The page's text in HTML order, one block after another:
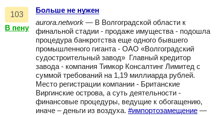
103
В пену
Больше не нужен
aurora.network — В Волгоградской области к
финальной стадии - продаже имущества - подошла
процедура банкротства еще одного бывшего
промышленного гиганта - ОАО «Волгоградский
судостроительный завод» Главный кредитор
завода - компания Тимкор Консалтинг Лимитед с
суммой требований на 1,19 миллиарда рублей.
Место регистрации компании - Британские
Виргинские острова, а суть деятельности -
финансовые процедуры, ведущие к обогащению,
иначе – деньги из воздуха. #импортозамещение —